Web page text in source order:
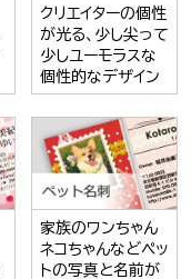
クリエイターの個性
が光る、少し尖って
少しユーモラスな
個性的なデザイン
家族のワンちゃん
ネコちゃんなどペッ
トの写真と名前が